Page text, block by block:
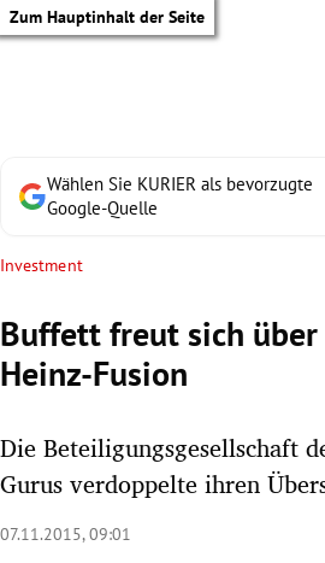
Zum Hauptinhalt der Seite
Wählen Sie KURIER als bevorzugte
Google-Quelle
Investment
Buffett freut sich
Heinz-Fusion
Die Beteiligungsgesellschaft
Gurus verdoppelte ihren
07.11.2015, 09:01